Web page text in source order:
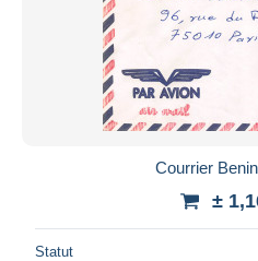
Courrier
±
Statut